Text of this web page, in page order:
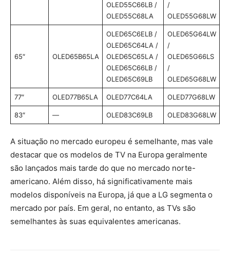
OLED55C66LB /
OLED55C68LA
/
OLED55G68LW
65″ OLED65B65LA
OLED65C6ELB /
OLED65C64LA /
OLED65C65LA /
OLED65C66LB /
OLED65C69LB
OLED65G64LW
/
OLED65G66LS
/
OLED65G68LW
77″ OLED77B65LA OLED77C64LA OLED77G68LW
83″ — OLED83C69LB OLED83G68LW
A situação no mercado europeu é semelhante, mas vale
destacar que os modelos de TV na Europa geralmente
são lançados mais tarde do que no mercado norte-
americano. Além disso, há significativamente mais
modelos disponíveis na Europa, já que a LG segmenta o
mercado por país. Em geral, no entanto, as TVs são
semelhantes às suas equivalentes americanas.